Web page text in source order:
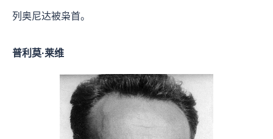
列奥尼达被枭首。
普利莫·莱维